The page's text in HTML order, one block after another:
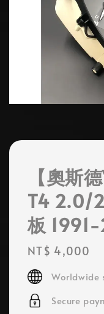
【奧斯
T4 2.0/
板
Regular
price
NT$ 4,000
Worldwide
Secure